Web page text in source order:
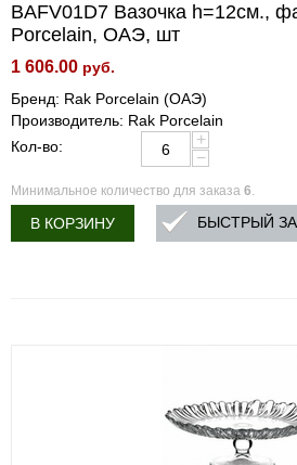
BAFV01D7 Вазочка h=12см.,
Porcelain, ОАЭ, шт
1 606.00 руб.
Бренд: Rak Porcelain (ОАЭ)
Производитель: Rak Porcelain
Кол-во:
+
−
Минимальное количество для заказа 6.
В КОРЗИНУ БЫСТРЫЙ